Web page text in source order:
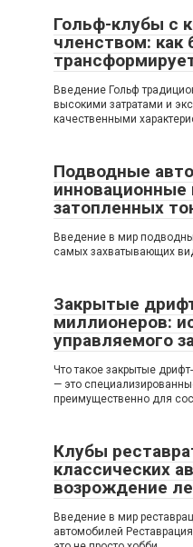
Гольф-клубы с
членством: как
Введение Гольф
высокими затратами и
качественными
Подводные
инновационные
затопленных
Введение в мир
самых захватывающих
Закрытые
миллионеров:
управляемого
Что такое закрытые
— это
преимущественно для
Клубы
классических
возрождение
Введение в мир
автомобилей